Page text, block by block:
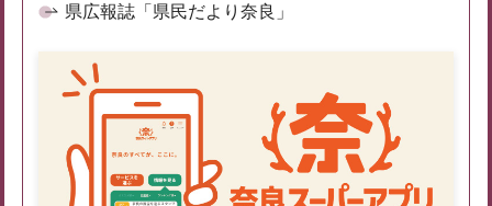
県広報誌「県民だより奈良」